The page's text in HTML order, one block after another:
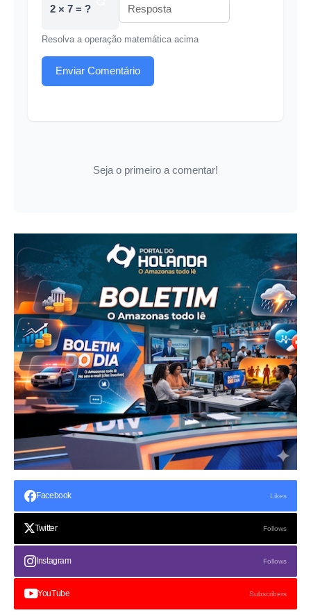
2 × 7 = ?
Resolva a operação matemática acima
Enviar Comentário
Seja o primeiro a comentar!
Facebook Likes
Twitter Follows
Instagram Follows
YouTube Subscribers